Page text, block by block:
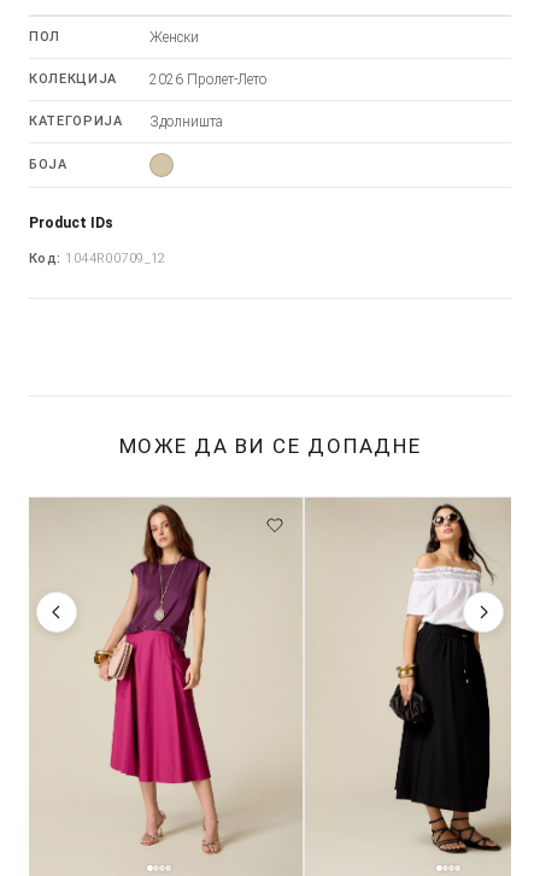
ПОЛ Женски
КОЛЕКЦИЈА 2026 Пролет-Лето
КАТЕГОРИЈА Здолништа
БОЈА
Product IDs
Код: 1044R00709_12
МОЖЕ ДА ВИ СЕ ДОПАДНЕ